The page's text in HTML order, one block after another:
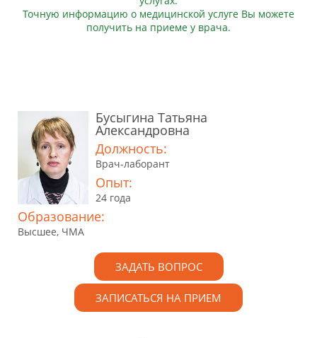
Точную информацию о медицинской услуге Вы можете
получить на приеме у врача.
Бусыгина Татьяна
Александровна
Должность:
Врач-лаборант
Опыт:
24 года
Образование:
Высшее, ЧМА
ЗАДАТЬ ВОПРОС
ЗАПИСАТЬСЯ НА ПРИЕМ